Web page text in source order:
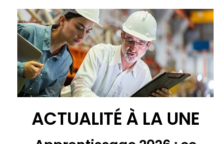
ACTUALITÉ À LA UNE